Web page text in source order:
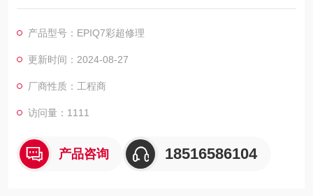
超开机显示白屏维修，飞利浦彩超开机显示花屏/闪屏维修，飞利
电关机维修，飞利浦彩超机器在开机时反复重启维修，飞利浦彩
超 机器在开机无反应维修，飞利浦彩超机器开机电源黄色指示灯
产品型号：EPIQ7彩超修理
更新时间：2024-08-27
厂商性质：工程商
访问量：1111
产品咨询 18516586104